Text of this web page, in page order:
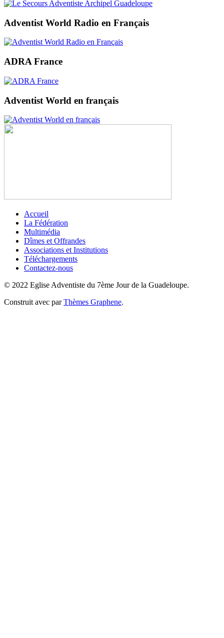
Adventist World Radio en Français
ADRA France
Adventist World en français
Accueil
La Fédération
Multimédia
Dîmes et Offrandes
Associations et Institutions
Téléchargements
Contactez-nous
© 2022 Eglise Adventiste du 7ème Jour de la Guadeloupe.
Construit avec parThèmes Graphene.